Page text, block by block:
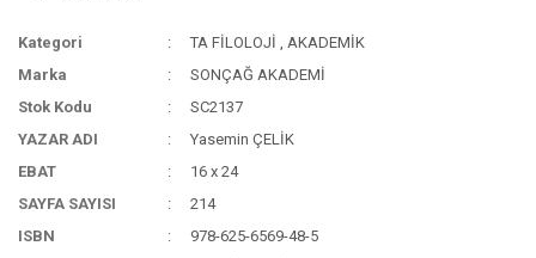
Kategori TA FİLOLOJİ ,AKADEMİK
Marka
SONÇAĞ AKADEMİ
Stok Kodu
SC2137
YAZAR ADI
Yasemin ÇELİK
EBAT
16 x 24
SAYFA SAYISI
214
ISBN
978-625-6569-48-5